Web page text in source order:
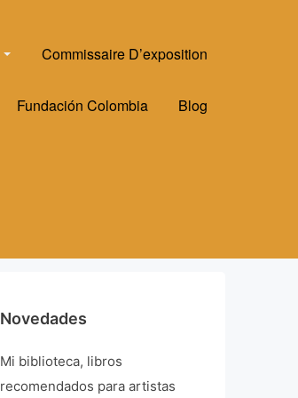
Commissaire D’exposition
Fundación Colombia Blog
Novedades
Mi biblioteca, libros
recomendados para artistas